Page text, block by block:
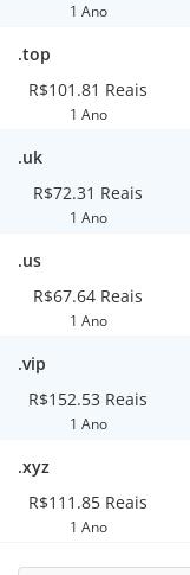
1 Ano
.top
R$101.81 Reais
1 Ano
.uk
R$72.31 Reais
1 Ano
.us
R$67.64 Reais
1 Ano
.vip
R$152.53 Reais
1 Ano
.xyz
R$111.85 Reais
1 Ano